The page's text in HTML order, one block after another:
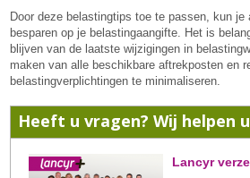
Door deze belastingtips toe te passen, kun je
besparen op je belastingaangifte. Het is
blijven van de laatste wijzigingen in
maken van alle beschikbare aftrekposten en
belastingverplichtingen te minimaliseren.
Heeft u vragen? Wij helpen
Lancyr